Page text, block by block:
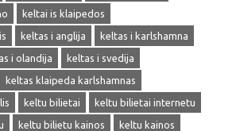
keltai is klaipedos
keltas i anglija
keltas i karlshamna
i olandija
keltas i svedija
keltas klaipeda karlshamnas
keltu bilietai
keltu bilietai internetu
keltu bilietu kainos
keltu kainos